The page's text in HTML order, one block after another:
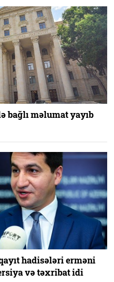
bağlı məlumat yayıb
hadisələri erməni
və təxribat idi